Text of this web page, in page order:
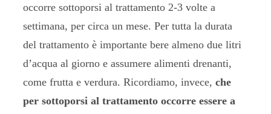
occorre sottoporsi al trattamento 2-3 volte a
settimana, per circa un mese. Per tutta la durata
del trattamento è importante bere almeno due litri
d’acqua al giorno e assumere alimenti drenanti,
come frutta e verdura. Ricordiamo, invece,che
per sottoporsi al trattamento occorre essere a